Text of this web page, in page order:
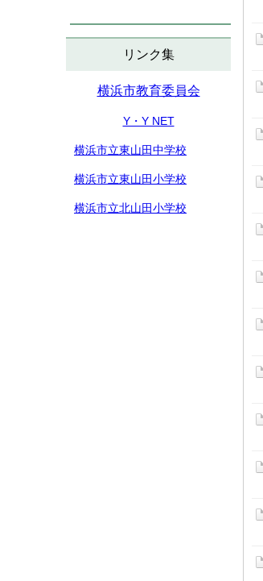
リンク集
横浜市教育委員会
Y・Y NET
横浜市立東山田中学校
横浜市立東山田小学校
横浜市立北山田小学校